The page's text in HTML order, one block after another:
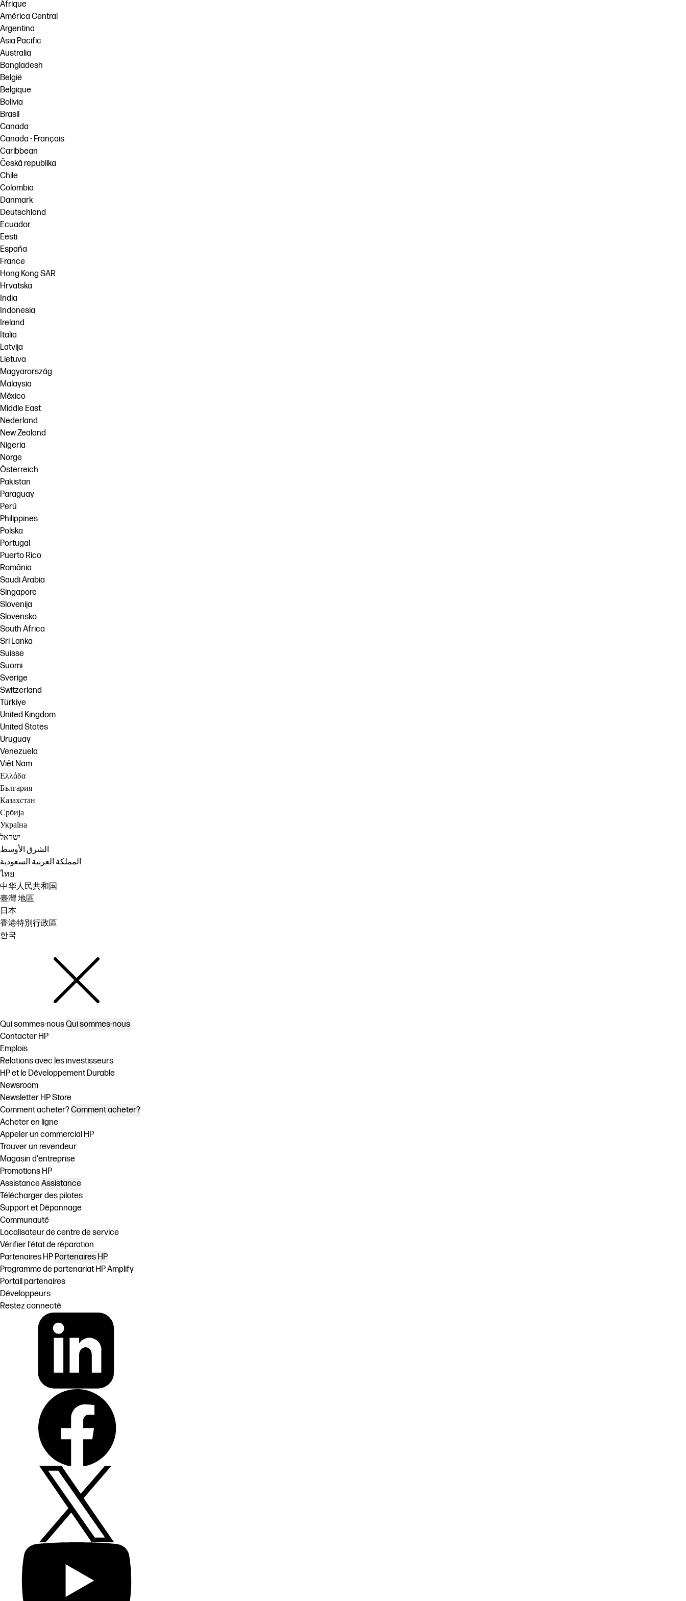
Afrique
América Central
Argentina
Asia Pacific
Australia
Bangladesh
België
Belgique
Bolivia
Brasil
Canada
Canada - Français
Caribbean
Česká republika
Chile
Colombia
Danmark
Deutschland
Ecuador
Eesti
España
France
Hong Kong SAR
Hrvatska
India
Indonesia
Ireland
Italia
Latvija
Lietuva
Magyarország
Malaysia
México
Middle East
Nederland
New Zealand
Nigeria
Norge
Österreich
Pakistan
Paraguay
Perú
Philippines
Polska
Portugal
Puerto Rico
România
Saudi Arabia
Singapore
Slovenija
Slovensko
South Africa
Sri Lanka
Suisse
Suomi
Sverige
Switzerland
Türkiye
United Kingdom
United States
Uruguay
Venezuela
Việt Nam
Ελλάδα
България
Казахстан
Србија
Україна
ישראל
الشرق الأوسط
المملكة العربية السعودية
ไทย
中华人民共和国
臺灣 地區
日本
香港特別行政區
한국
Qui sommes-nousQui sommes-nous
Contacter HP
Emplois
Relations avec les investisseurs
HP et le Développement Durable
Newsroom
Newsletter HP Store
Comment acheter?Comment acheter?
Acheter en ligne
Appeler un commercial HP
Trouver un revendeur
Magasin d'entreprise
Promotions HP
AssistanceAssistance
Télécharger des pilotes
Support et Dépannage
Communauté
Localisateur de centre de service
Vérifier l'état de réparation
Partenaires HP Partenaires HP
Programme de partenariat HP Amplify
Portail partenaires
Développeurs
Restez connecté